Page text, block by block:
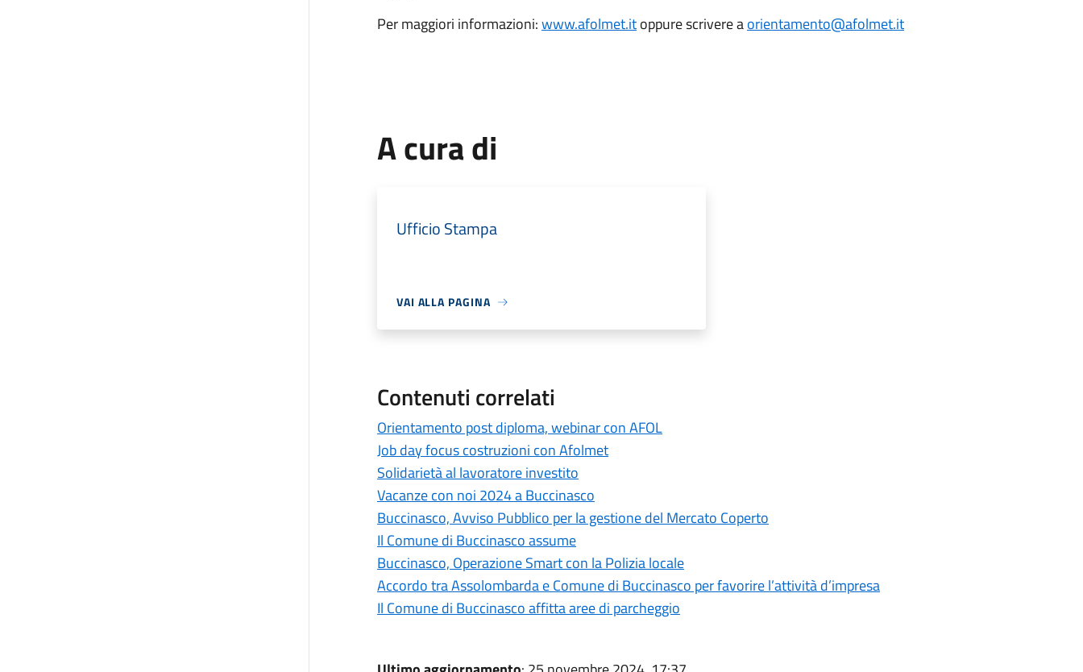
Per maggiori informazioni:www.afolmet.itoppure scrivere aorientamento@afolmet.it
A cura di
Ufficio Stampa
VAI ALLA PAGINA
Contenuti correlati
Orientamento post diploma, webinar con AFOL
Job day focus costruzioni con Afolmet
Solidarietà al lavoratore investito
Vacanze con noi 2024 a Buccinasco
Buccinasco, Avviso Pubblico per la gestione del Mercato Coperto
Il Comune di Buccinasco assume
Buccinasco, Operazione Smart con la Polizia locale
Accordo tra Assolombarda e Comune di Buccinasco per favorire l’attività d’impresa
Il Comune di Buccinasco affitta aree di parcheggio